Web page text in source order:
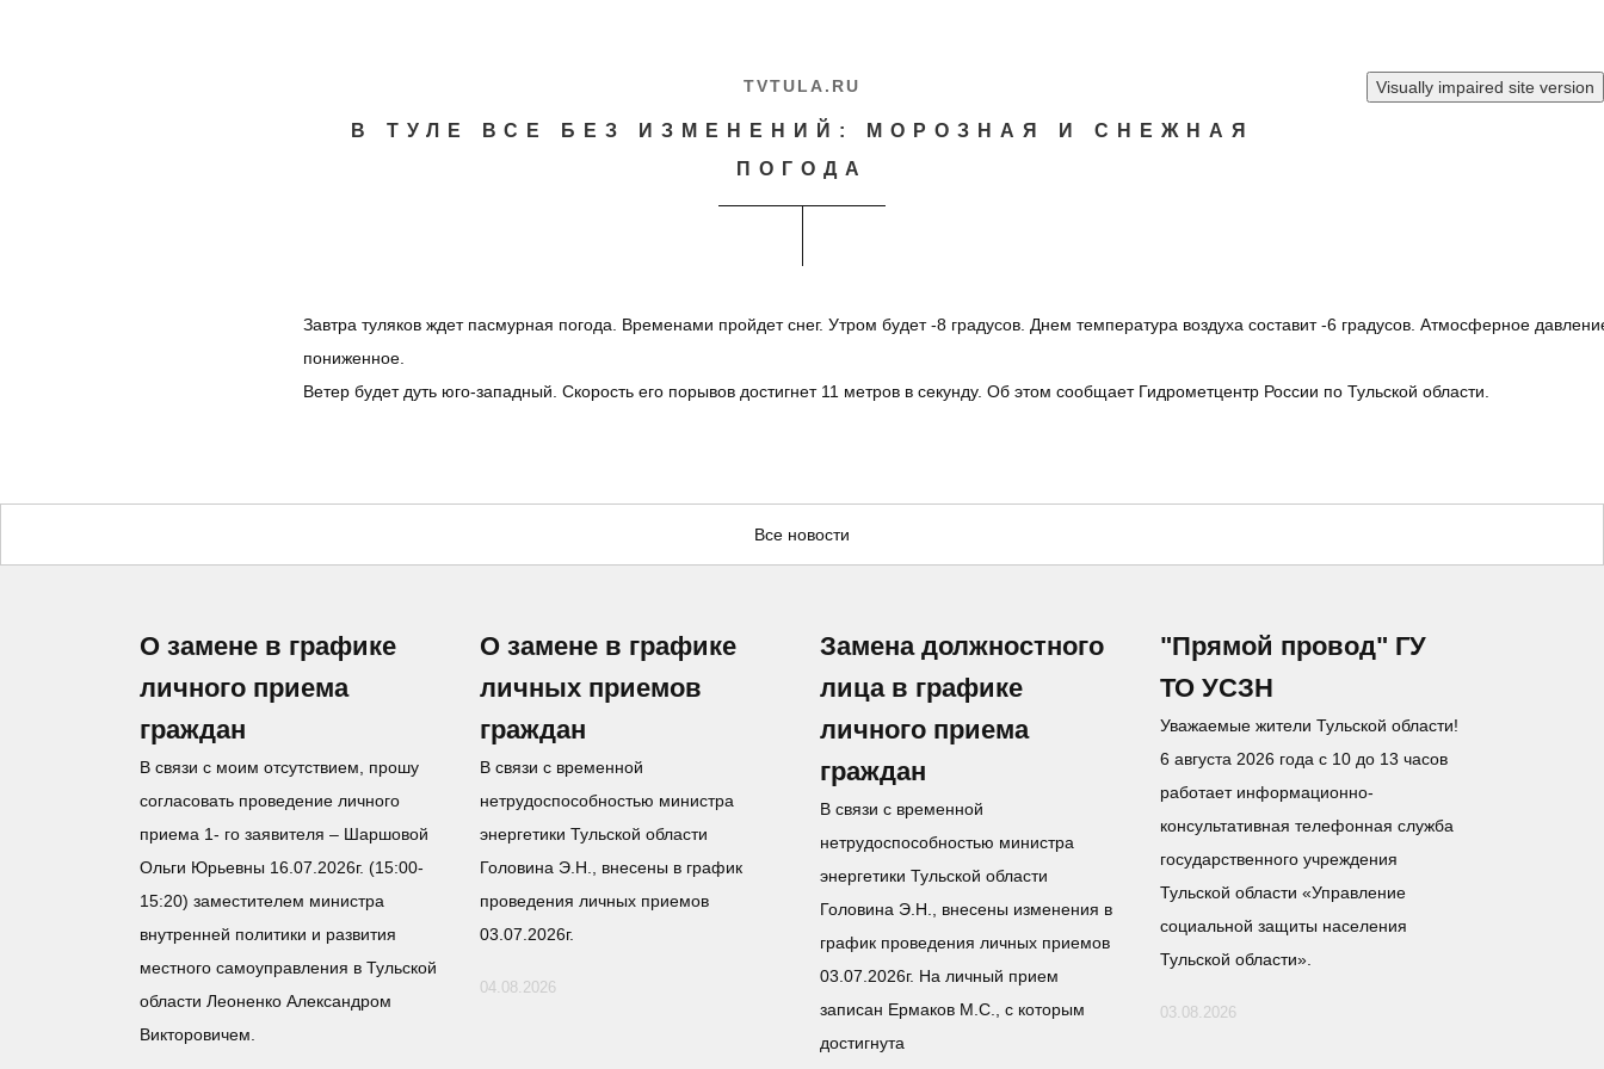
TVTULA.RU
В ТУЛЕ ВСЕ БЕЗ ИЗМЕНЕНИЙ: МОРОЗНАЯ И СНЕЖНАЯ
ПОГОДА
Завтра туляков ждет пасмурная погода. Временами пройдет снег. Утром будет -8 градусов. Днем температура воздуха составит -6 градусов. Атмосферное
пониженное.
Ветер будет дуть юго-западный. Скорость его порывов достигнет 11 метров в секунду. Об этом сообщает Гидрометцентр России по Тульской области.
Все новости
О замене в графике
личного приема
граждан
В связи с моим отсутствием, прошу
согласовать проведение личного
приема 1- го заявителя – Шаршовой
Ольги Юрьевны 16.07.2026г. (15:00-
15:20) заместителем министра
внутренней политики и развития
местного самоуправления в Тульской
области Леоненко Александром
Викторовичем.
О замене в графике
личных приемов
граждан
В связи с временной
нетрудоспособностью министра
энергетики Тульской области
Головина Э.Н., внесены в график
проведения личных приемов
03.07.2026г.
04.08.2026
Замена должностного
лица в графике
личного приема
граждан
В связи с временной
нетрудоспособностью министра
энергетики Тульской области
Головина Э.Н., внесены изменения в
график проведения личных приемов
03.07.2026г. На личный прием
записан Ермаков М.С., с которым
достигнута
"Прямой провод" ГУ
ТО УСЗН
Уважаемые жители Тульской области!
6 августа 2026 года с 10 до 13 часов
работает информационно-
консультативная телефонная служба
государственного учреждения
Тульской области «Управление
социальной защиты населения
Тульской области».
03.08.2026